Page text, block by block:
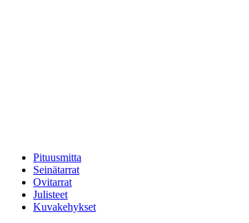
Pituusmitta
Seinätarrat
Ovitarrat
Julisteet
Kuvakehykset